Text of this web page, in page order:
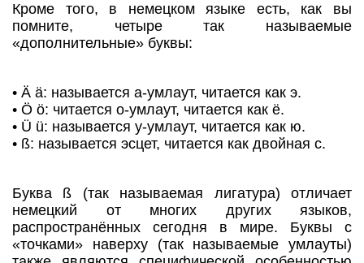
Кроме того, в немецком языке есть, как вы
помните, четыре так называемые
«дополнительные» буквы:
• Ä ä: называется а-умлаут, читается как э.
• Ö ö: читается о-умлаут, читается как ё.
• Ü ü: называется у-умлаут, читается как ю.
• ß: называется эсцет, читается как двойная с.
Буква ß (так называемая лигатура) отличает
немецкий от многих других языков,
распространённых сегодня в мире. Буквы с
«точками» наверху (так называемые умлауты)